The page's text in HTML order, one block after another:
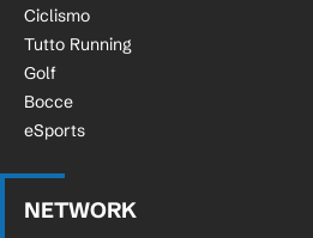
Ciclismo
Tutto Running
Golf
Bocce
eSports
NETWORK